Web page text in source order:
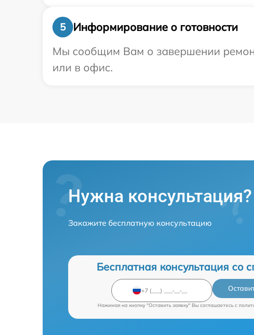
5
Информирование о готовности
Мы сообщим Вам о завершении
или в офис.
Нужна консультация?
Закажите бесплатную консультацию
Бесплатная консультация со
Нажимая на кнопку "Оставить заявку" Вы соглашаетесь c